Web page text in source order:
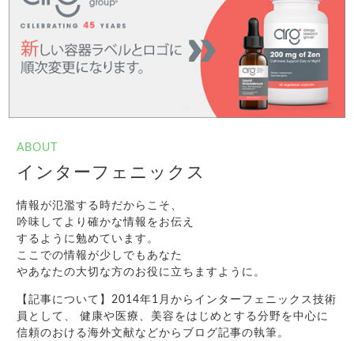
ABOUT
インターフェニックス
情報が氾濫する時だからこそ、
吟味してより確かな情報をお伝え
するように勉めています。
ここでの情報が少しでもあなた
やあなたの大切な方のお役に立ちますように。
【記事について】2014年1月からインターフェニックス技術
員として、 健康や医療、美容をはじめとする分野を中心に
信頼のおける海外文献などからブログ記事の執筆。